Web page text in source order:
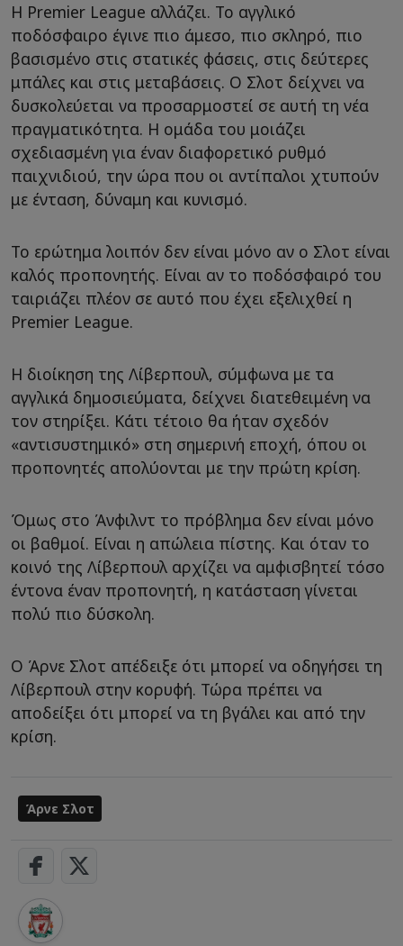
Η Premier League αλλάζει. Το αγγλικό
ποδόσφαιρο έγινε πιο άμεσο, πιο σκληρό, πιο
βασισμένο στις στατικές φάσεις, στις δεύτερες
μπάλες και στις μεταβάσεις. Ο Σλοτ δείχνει να
δυσκολεύεται να προσαρμοστεί σε αυτή τη νέα
πραγματικότητα. Η ομάδα του μοιάζει
σχεδιασμένη για έναν διαφορετικό ρυθμό
παιχνιδιού, την ώρα που οι αντίπαλοι χτυπούν
με ένταση, δύναμη και κυνισμό.
Το ερώτημα λοιπόν δεν είναι μόνο αν ο Σλοτ είναι
καλός προπονητής. Είναι αν το ποδόσφαιρό του
ταιριάζει πλέον σε αυτό που έχει εξελιχθεί η
Premier League.
Η διοίκηση της Λίβερπουλ, σύμφωνα με τα
αγγλικά δημοσιεύματα, δείχνει διατεθειμένη να
τον στηρίξει. Κάτι τέτοιο θα ήταν σχεδόν
«αντισυστημικό» στη σημερινή εποχή, όπου οι
προπονητές απολύονται με την πρώτη κρίση.
Όμως στο Άνφιλντ το πρόβλημα δεν είναι μόνο
οι βαθμοί. Είναι η απώλεια πίστης. Και όταν το
κοινό της Λίβερπουλ αρχίζει να αμφισβητεί τόσο
έντονα έναν προπονητή, η κατάσταση γίνεται
πολύ πιο δύσκολη.
Ο Άρνε Σλοτ απέδειξε ότι μπορεί να οδηγήσει τη
Λίβερπουλ στην κορυφή. Τώρα πρέπει να
αποδείξει ότι μπορεί να τη βγάλει και από την
κρίση.
Άρνε Σλοτ